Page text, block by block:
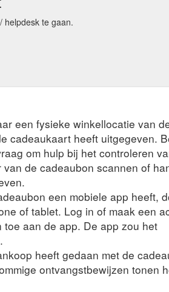
helpdesk te gaan.
een fysieke winkellocatie van
cadeaukaart heeft uitgegeven.
om hulp bij het controleren
de cadeaubon scannen of
een mobiele app heeft,
of tablet. Log in of maak een
aan de app. De app zou het
heeft gedaan met de
ontvangstbewijzen tonen